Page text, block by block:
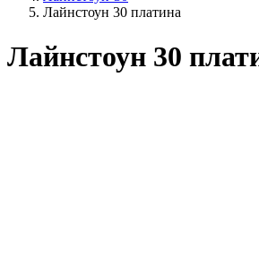
Лайнстоун 30 платина
Лайнстоун 30